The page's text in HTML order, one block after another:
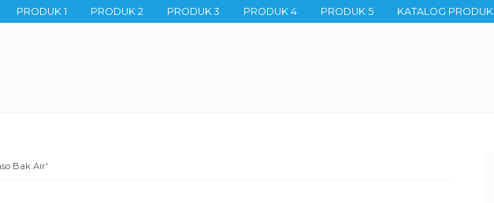
PRODUK 1 PRODUK 2 PRODUK 3 PRODUK 4 PRODUK 5 KATALOG PRODUK
Bak Air'